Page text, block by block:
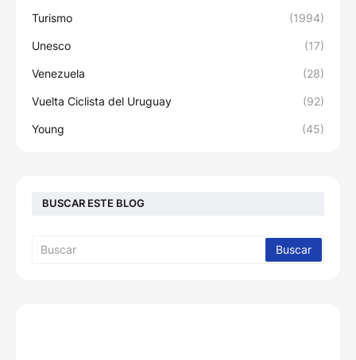
Turismo (1994)
Unesco (17)
Venezuela (28)
Vuelta Ciclista del Uruguay (92)
Young (45)
BUSCAR ESTE BLOG